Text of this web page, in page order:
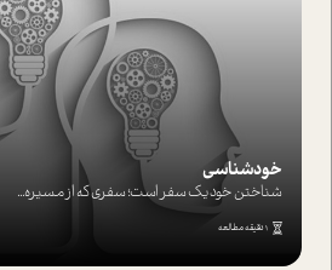
خودشناسی
شناختن خود یک سفر است؛ سفری که از مسیره...
1 دقیقه مطالعه